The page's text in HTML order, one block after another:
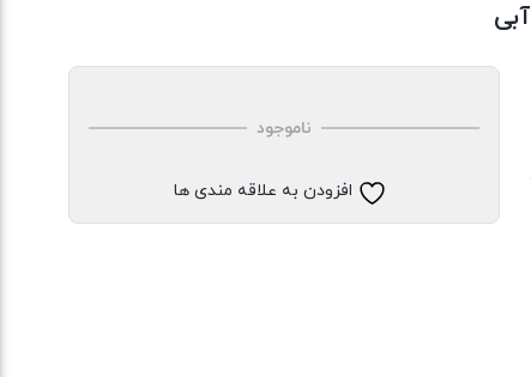
ناموجود
افزودن به علاقه مندی ها